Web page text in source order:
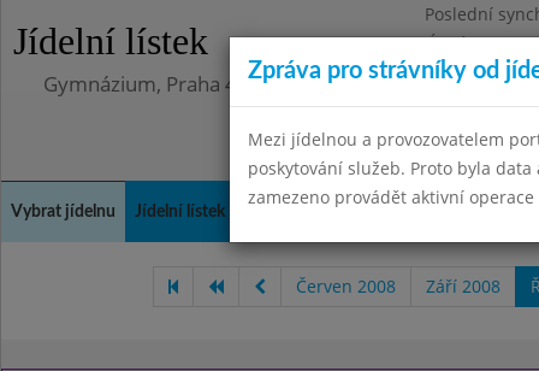
Jídelní lístek
Poslední
Úterý
Gymnázium, Praha 4, Budějovická 680
Vybrat jídelnu Jídelní lístek Kontakty a informace
Červen 2008 Září 2008
Zpráva pro strávníky od
Mezi jídelnou a provozovatelem
poskytování služeb. Proto byla
zamezeno provádět aktivní